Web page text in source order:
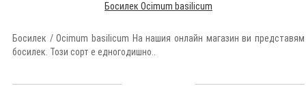
Босилек Ocimum basilicum
Босилек / Ocimum basilicum На нашия онлайн магазин ви представям
босилек. Този сорт е едногодишно..